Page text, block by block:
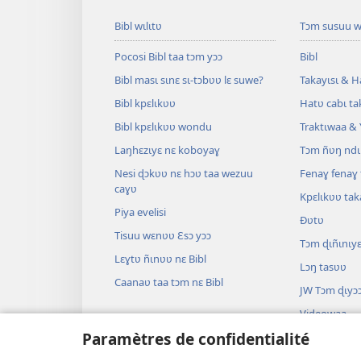
Paramètres de confidentialité
Bibl wɩlɩtʋ
Pocosi Bibl taa tɔm yɔɔ
Bibl masɩ sɩnɛ sɩ-tɔbʋʋ lɛ suwe?
Bibl kpɛlɩkʋʋ
Bibl kpɛlɩkʋʋ wondu
Laŋhɛzɩyɛ nɛ koboyaɣ
Nesi ɖɔkʋʋ nɛ hɔʋ taa wezuu
caɣʋ
Piya evelisi
Tisuu wɛnʋʋ Ɛsɔ yɔɔ
Lɛɣtʋ ñɩnʋʋ nɛ Bibl
Caanaʋ taa tɔm nɛ Bibl
Tɔm susuu
Bibl
Takayɩsɩ &
Hatʋ cabɩ
Traktɩwaa &
Tɔm ñʋŋ
Fenaɣ fenaɣ
Kpɛlɩkʋʋ
Ðʋtʋ
Tɔm ɖɩñɩnɩyɛ
Lɔŋ tasʋʋ
JW Tɔm
Videowaa
Minziiki